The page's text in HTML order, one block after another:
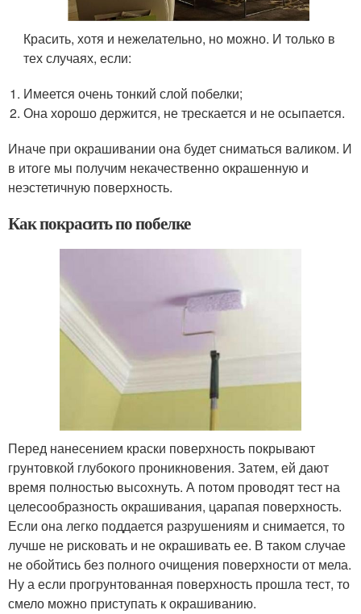
Красить, хотя и нежелательно, но можно. И только в
тех случаях, если:
Имеется очень тонкий слой побелки;
Она хорошо держится, не трескается и не осыпается.
Иначе при окрашивании она будет сниматься валиком. И
в итоге мы получим некачественно окрашенную и
неэстетичную поверхность.
Как покрасить по побелке
Перед нанесением краски поверхность покрывают
грунтовкой глубокого проникновения. Затем, ей дают
время полностью высохнуть. А потом проводят тест на
целесообразность окрашивания, царапая поверхность.
Если она легко поддается разрушениям и снимается, то
лучше не рисковать и не окрашивать ее. В таком случае
не обойтись без полного очищения поверхности от мела.
Ну а если прогрунтованная поверхность прошла тест, то
смело можно приступать к окрашиванию.